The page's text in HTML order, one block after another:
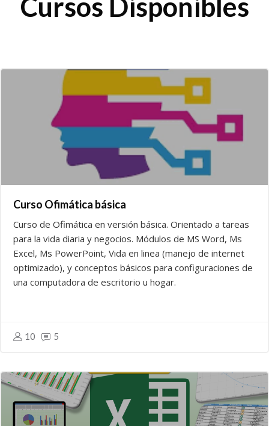
Cursos Disponibles
Curso Ofimática básica
Curso de Ofimática en versión básica. Orientado a tareas
para la vida diaria y negocios. Módulos de MS Word, Ms
Excel, Ms PowerPoint, Vida en linea (manejo de internet
optimizado), y conceptos básicos para configuraciones de
una computadora de escritorio u hogar.
10 5